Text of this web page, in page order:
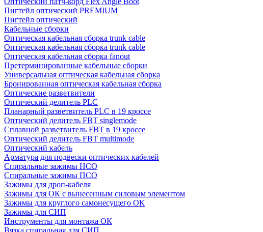
Пигтейл оптический PREMIUM
Пигтейл оптический
Кабельные сборки
Оптическая кабельная сборка trunk cable
Оптическая кабельная сборка trunk cable
Оптическая кабельная сборка fanout
Претерминированные кабельные сборки
Универсальная оптическая кабельная сборка
Бронированная оптическая кабельная сборка
Оптические разветвители
Оптический делитель PLC
Планарный разветвитель PLC в 19 кроссе
Оптический делитель FBT singlemode
Сплавной разветвитель FBT в 19 кроссе
Оптический делитель FBT multimode
Оптический кабель
Арматура для подвески оптических кабелей
Спиральные зажимы НСО
Спиральные зажимы ПСО
Зажимы для дроп-кабеля
Зажимы для ОК с вынесенным силовым элементом
Зажимы для круглого самонесущего ОК
Зажимы для СИП
Инструменты для монтажа ОК
Вязка спиральная для СИП